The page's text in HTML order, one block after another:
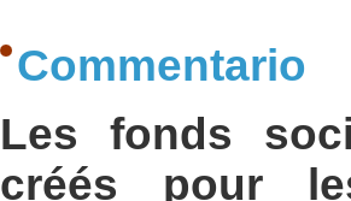
Commentario
Les fonds
créés pour